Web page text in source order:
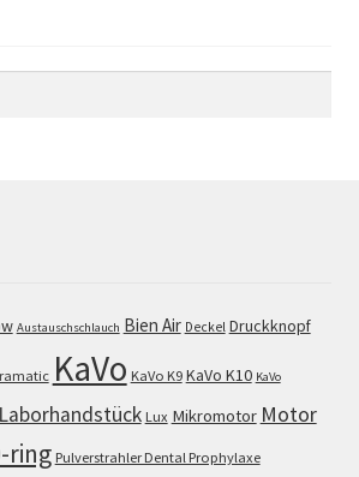
Austauschschlauch Bien Air Deckel Druckknopf
KaVo KaVo K9 KaVo K10 KaVo
Laborhandstück Lux Mikromotor Motor
ring Pulverstrahler Dental Prophylaxe